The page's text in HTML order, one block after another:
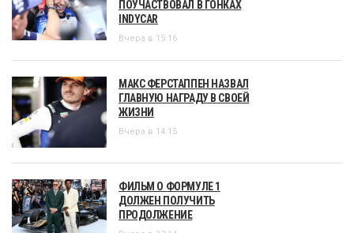
ПОУЧАСТВОВАЛ В ГОНКАХ
INDYCAR
Вчера в 15:16
МАКС ФЕРСТАППЕН НАЗВАЛ
ГЛАВНУЮ НАГРАДУ В СВОЕЙ
ЖИЗНИ
Вчера в 14:15
ФИЛЬМ О ФОРМУЛЕ 1
ДОЛЖЕН ПОЛУЧИТЬ
ПРОДОЛЖЕНИЕ